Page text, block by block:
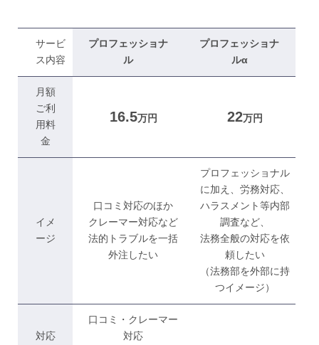
サービ
ス内容
プロフェッショナ
ル
プロフェッショナ
ルα
月額
ご利
用料
金
16.5万円 22万円
イメ
ージ
口コミ対応のほか
クレーマー対応など
法的トラブルを一括
外注したい
プロフェッショナル
に加え、労務対応、
ハラスメント等内部
調査など、
法務全般の対応を依
頼したい
（法務部を外部に持
つイメージ）
対応
口コミ・クレーマー
対応